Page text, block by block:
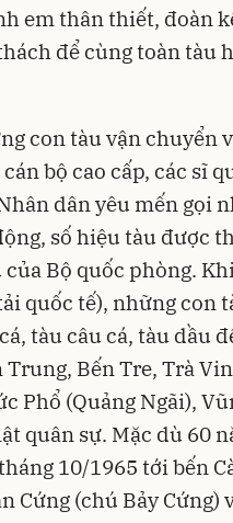
em thân thiết, đoàn
để cùng toàn tàu
con tàu vận chuyển
bộ cao cấp, các sĩ
dân yêu mến gọi
số hiệu tàu được
Bộ quốc phòng.
quốc tế), những con
tàu câu cá, tàu dầu
Trung, Bến Tre, Trà
Phổ (Quảng Ngãi),
quân sự. Mặc dù 60
10/1965 tới bến
Cứng (chú Bảy Cứng)